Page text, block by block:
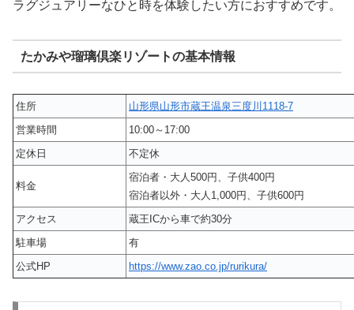
ラグジュアリーなひと時を体験したい方におすすめです。
たかみや瑠璃倶楽リゾートの基本情報
住所
山形県山形市蔵王温泉三度川1118-7
営業時間
10:00～17:00
定休日
不定休
料金
宿泊者・大人500円、子供400円
宿泊者以外・大人1,000円、子供600円
アクセス
蔵王ICから車で約30分
駐車場
有
公式HP
https://www.zao.co.jp/rurikura/